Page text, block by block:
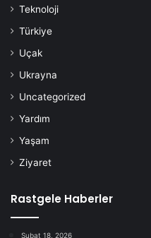
Teknoloji
Türkiye
Uçak
Ukrayna
Uncategorized
Yardım
Yaşam
Ziyaret
Rastgele Haberler
Şubat 18, 2026